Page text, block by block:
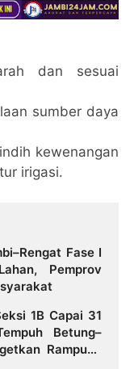
dan sesuai
sumber daya
kewenangan
irigasi.
Fase I
Pemprov
1B Capai 31
Betung–
Rampung